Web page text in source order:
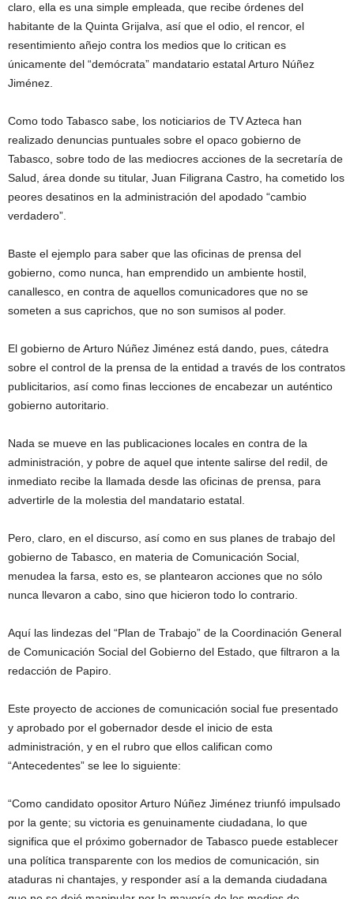
claro, ella es una simple empleada, que recibe órdenes del
habitante de la Quinta Grijalva, así que el odio, el rencor, el
resentimiento añejo contra los medios que lo critican es
únicamente del “demócrata” mandatario estatal Arturo Núñez
Jiménez.
Como todo Tabasco sabe, los noticiarios de TV Azteca han
realizado denuncias puntuales sobre el opaco gobierno de
Tabasco, sobre todo de las mediocres acciones de la secretaría de
Salud, área donde su titular, Juan Filigrana Castro, ha cometido los
peores desatinos en la administración del apodado “cambio
verdadero”.
Baste el ejemplo para saber que las oficinas de prensa del
gobierno, como nunca, han emprendido un ambiente hostil,
canallesco, en contra de aquellos comunicadores que no se
someten a sus caprichos, que no son sumisos al poder.
El gobierno de Arturo Núñez Jiménez está dando, pues, cátedra
sobre el control de la prensa de la entidad a través de los contratos
publicitarios, así como finas lecciones de encabezar un auténtico
gobierno autoritario.
Nada se mueve en las publicaciones locales en contra de la
administración, y pobre de aquel que intente salirse del redil, de
inmediato recibe la llamada desde las oficinas de prensa, para
advertirle de la molestia del mandatario estatal.
Pero, claro, en el discurso, así como en sus planes de trabajo del
gobierno de Tabasco, en materia de Comunicación Social,
menudea la farsa, esto es, se plantearon acciones que no sólo
nunca llevaron a cabo, sino que hicieron todo lo contrario.
Aquí las lindezas del “Plan de Trabajo” de la Coordinación General
de Comunicación Social del Gobierno del Estado, que filtraron a la
redacción de Papiro.
Este proyecto de acciones de comunicación social fue presentado
y aprobado por el gobernador desde el inicio de esta
administración, y en el rubro que ellos califican como
“Antecedentes” se lee lo siguiente:
“Como candidato opositor Arturo Núñez Jiménez triunfó impulsado
por la gente; su victoria es genuinamente ciudadana, lo que
significa que el próximo gobernador de Tabasco puede establecer
una política transparente con los medios de comunicación, sin
ataduras ni chantajes, y responder así a la demanda ciudadana